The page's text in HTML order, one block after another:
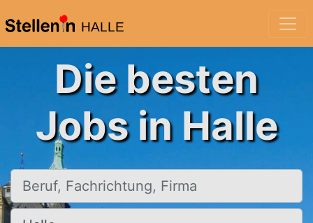
HALLE
Die besten
Jobs in Halle
Beruf, Fachrichtung, Firma
Ort, Stadt